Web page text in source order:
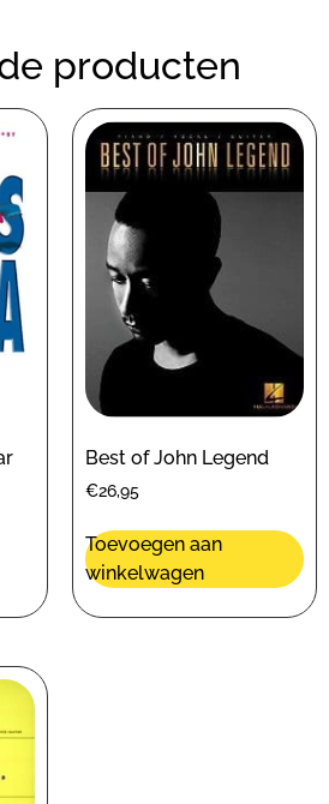
producten
Best of John Legend
€26,95
Toevoegen aan
winkelwagen